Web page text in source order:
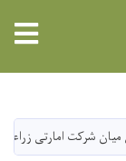
شرکت امارتی زراعتی